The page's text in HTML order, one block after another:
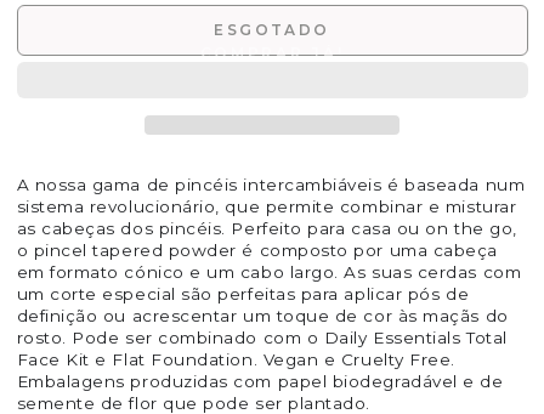
ESGOTADO
A nossa gama de pincéis intercambiáveis é baseada num
sistema revolucionário, que permite combinar e misturar
as cabeças dos pincéis. Perfeito para casa ou on the go,
o pincel tapered powder é composto por uma cabeça
em formato cónico e um cabo largo. As suas cerdas com
um corte especial são perfeitas para aplicar pós de
definição ou acrescentar um toque de cor às maçãs do
rosto. Pode ser combinado com o Daily Essentials Total
Face Kit e Flat Foundation. Vegan e Cruelty Free.
Embalagens produzidas com papel biodegradável e de
semente de flor que pode ser plantado.